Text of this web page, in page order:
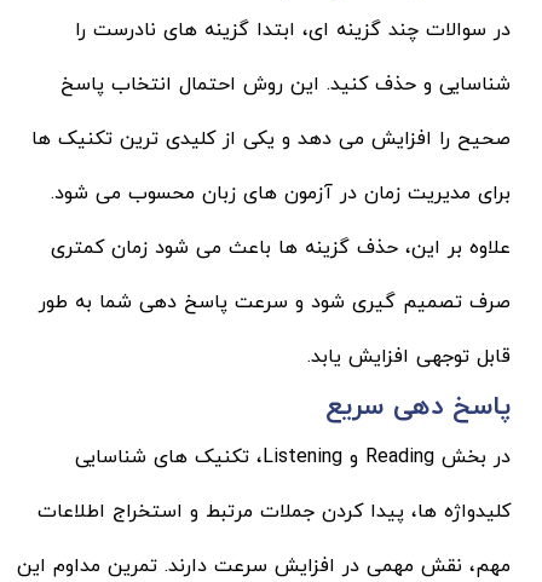
در سوالات چند گزینه ای، ابتدا گزینه های نادرست را
شناسایی و حذف کنید. این روش احتمال انتخاب پاسخ
صحیح را افزایش می دهد و یکی از کلیدی ترین تکنیک ها
برای مدیریت زمان در آزمون های زبان محسوب می شود.
علاوه بر این، حذف گزینه ها باعث می شود زمان کمتری
صرف تصمیم گیری شود و سرعت پاسخ دهی شما به طور
قابل توجهی افزایش یابد.
پاسخ دهی سریع
در بخش Reading و Listening، تکنیک های شناسایی
کلیدواژه ها، پیدا کردن جملات مرتبط و استخراج اطلاعات
مهم، نقش مهمی در افزایش سرعت دارند. تمرین مداوم این